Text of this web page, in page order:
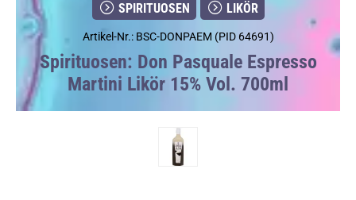
SPIRITUOSEN LIKÖR
Artikel-Nr.: BSC-DONPAEM (PID 64691)
Spirituosen: Don Pasquale Espresso
Martini Likör 15% Vol. 700ml